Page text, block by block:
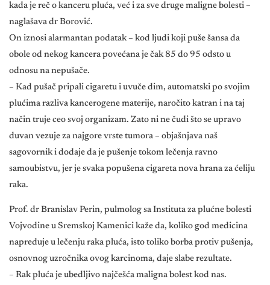
kada je reč o kanceru pluća, već i za sve druge maligne bolesti –
naglašava dr Borović.
On iznosi alarmantan podatak – kod ljudi koji puše šansa da
obole od nekog kancera povećana je čak 85 do 95 odsto u
odnosu na nepušače.
– Kad pušač pripali cigaretu i uvuče dim, automatski po svojim
plućima razliva kancerogene materije, naročito katran i na taj
način truje ceo svoj organizam. Zato ni ne čudi što se upravo
duvan vezuje za najgore vrste tumora – objašnjava naš
sagovornik i dodaje da je pušenje tokom lečenja ravno
samoubistvu, jer je svaka popušena cigareta nova hrana za ćeliju
raka.
Prof. dr Branislav Perin, pulmolog sa Instituta za plućne bolesti
Vojvodine u Sremskoj Kamenici kaže da, koliko god medicina
napreduje u lečenju raka pluća, isto toliko borba protiv pušenja,
osnovnog uzročnika ovog karcinoma, daje slabe rezultate.
– Rak pluća je ubedljivo najčešća maligna bolest kod nas.